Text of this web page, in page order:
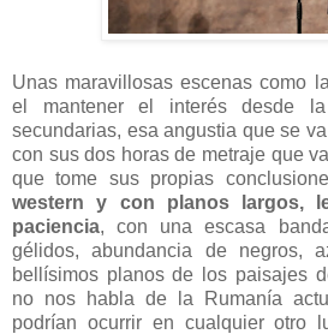
Unas maravillosas escenas como
el mantener el interés desde
secundarias, esa angustia que se
con sus dos horas de metraje que
que tome sus propias
western y con planos largos,
paciencia, con una escasa
gélidos, abundancia de negros,
bellísimos planos de los paisajes
no nos habla de la Rumanía
podrían ocurrir en cualquier otro